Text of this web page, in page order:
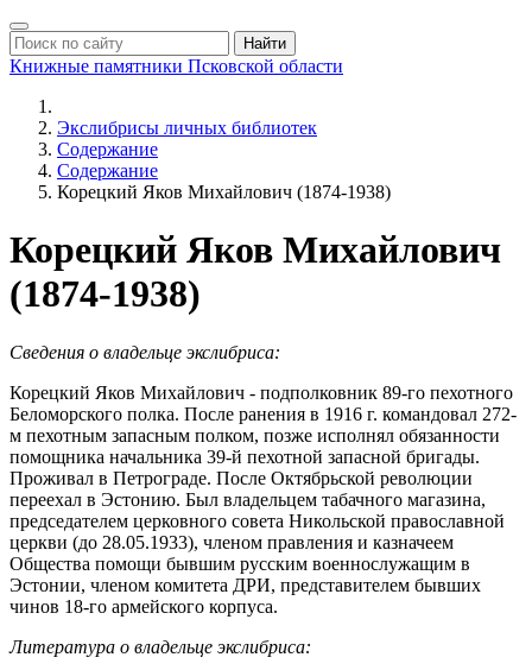
Найти
Книжные памятники Псковской области
Экслибрисы личных библиотек
Содержание
Содержание
Корецкий Яков Михайлович (1874-1938)
Корецкий Яков Михайлович
(1874-1938)
Сведения о владельце экслибриса:
Корецкий Яков Михайлович - подполковник 89-го пехотного
Беломорского полка. После ранения в 1916 г. командовал 272-
м пехотным запасным полком, позже исполнял обязанности
помощника начальника 39-й пехотной запасной бригады.
Проживал в Петрограде. После Октябрьской революции
переехал в Эстонию. Был владельцем табачного магазина,
председателем церковного совета Никольской православной
церкви (до 28.05.1933), членом правления и казначеем
Общества помощи бывшим русским военнослужащим в
Эстонии, членом комитета ДРИ, представителем бывших
чинов 18-го армейского корпуса.
Литература о владельце экслибриса: